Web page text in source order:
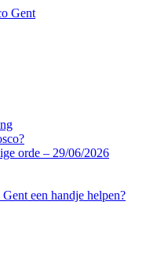
orde – 29/06/2026
een handje helpen?